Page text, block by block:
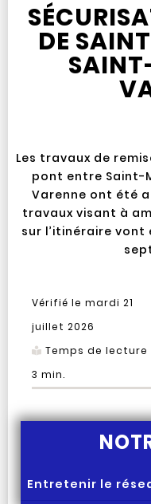
DE
Les travaux de
pont entre Saint-
Varenne ont été
travaux visant à
sur l’itinéraire vont
Vérifié le mardi 21
juillet 2026
Temps de lecture
3 min.
Entretenir le